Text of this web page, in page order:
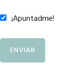
¡Apuntadme!